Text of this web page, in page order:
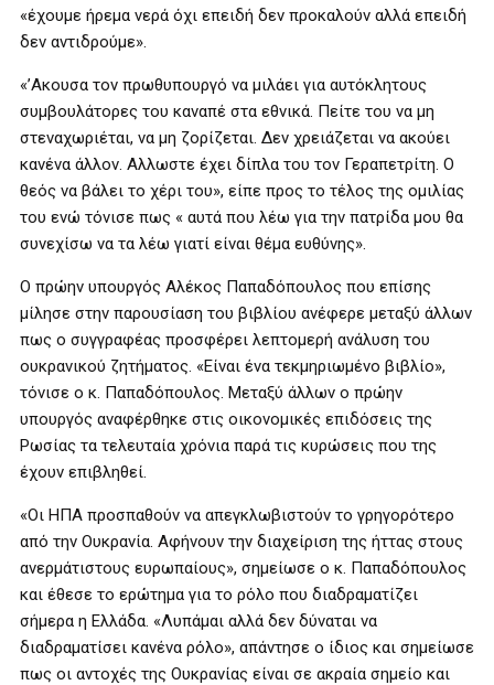
«έχουμε ήρεμα νερά όχι επειδή δεν προκαλούν αλλά επειδή
δεν αντιδρούμε».
«’Ακουσα τον πρωθυπουργό να μιλάει για αυτόκλητους
συμβουλάτορες του καναπέ στα εθνικά. Πείτε του να μη
στεναχωριέται, να μη ζορίζεται. Δεν χρειάζεται να ακούει
κανένα άλλον. Αλλωστε έχει δίπλα του τον Γεραπετρίτη. Ο
θεός να βάλει το χέρι του», είπε προς το τέλος της ομιλίας
του ενώ τόνισε πως « αυτά που λέω για την πατρίδα μου θα
συνεχίσω να τα λέω γιατί είναι θέμα ευθύνης».
Ο πρώην υπουργός Αλέκος Παπαδόπουλος που επίσης
μίλησε στην παρουσίαση του βιβλίου ανέφερε μεταξύ άλλων
πως ο συγγραφέας προσφέρει λεπτομερή ανάλυση του
ουκρανικού ζητήματος. «Είναι ένα τεκμηριωμένο βιβλίο»,
τόνισε ο κ. Παπαδόπουλος. Μεταξύ άλλων ο πρώην
υπουργός αναφέρθηκε στις οικονομικές επιδόσεις της
Ρωσίας τα τελευταία χρόνια παρά τις κυρώσεις που της
έχουν επιβληθεί.
«Οι ΗΠΑ προσπαθούν να απεγκλωβιστούν το γρηγορότερο
από την Ουκρανία. Αφήνουν την διαχείριση της ήττας στους
ανερμάτιστους ευρωπαίους», σημείωσε ο κ. Παπαδόπουλος
και έθεσε το ερώτημα για το ρόλο που διαδραματίζει
σήμερα η Ελλάδα. «Λυπάμαι αλλά δεν δύναται να
διαδραματίσει κανένα ρόλο», απάντησε ο ίδιος και σημείωσε
πως οι αντοχές της Ουκρανίας είναι σε ακραία σημείο και